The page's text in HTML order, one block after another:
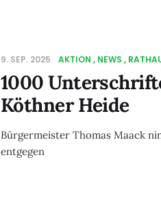
9. SEP. 2025 AKTION NEWS
1000
Köthner Heide
Bürgermeister Thomas Maack
entgegen